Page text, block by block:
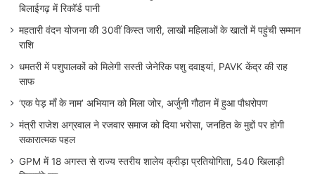
बिलाईगढ़ में रिकॉर्ड पानी
महतारी वंदन योजना की 30वीं किस्त जारी, लाखों महिलाओं के खातों में पहुंची सम्मान
राशि
धमतरी में पशुपालकों को मिलेगी सस्ती जेनेरिक पशु दवाइयां, PAVK केंद्र की राह
साफ
‘एक पेड़ माँ के नाम’ अभियान को मिला जोर, अर्जुनी गौठान में हुआ पौधरोपण
मंत्री राजेश अग्रवाल ने रजवार समाज को दिया भरोसा, जनहित के मुद्दों पर होगी
सकारात्मक पहल
GPM में 18 अगस्त से राज्य स्तरीय शालेय क्रीड़ा प्रतियोगिता, 540 खिलाड़ी